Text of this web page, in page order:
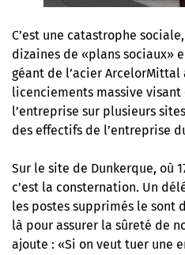
C’est une catastrophe
dizaines de «plans sociaux»
géant de l’acier ArcelorMittal
licenciements massive
l’entreprise sur plusieurs
des effectifs de l’entreprise
Sur le site de Dunkerque, où
c’est la consternation. Un
les postes supprimés le sont
là pour assurer la sûreté de
ajoute : «Si on veut tuer une